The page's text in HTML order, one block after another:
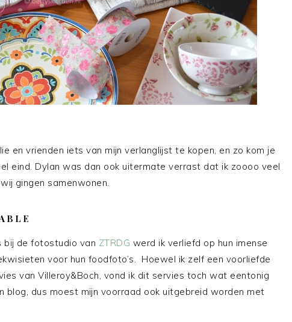
en vrienden iets van mijn verlanglijst te kopen, en zo kom je
eind. Dylan was dan ook uitermate verrast dat ik zoooo veel
gingen samenwonen.
bij de fotostudio van ZTRDG werd ik verliefd op hun imense
voor hun foodfoto’s. Hoewel ik zelf een voorliefde
van Villeroy&Boch, vond ik dit servies toch wat eentonig
blog, dus moest mijn voorraad ook uitgebreid worden met